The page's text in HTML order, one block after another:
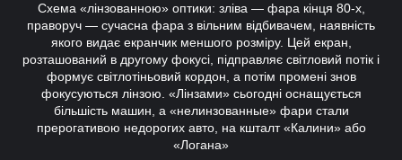
Схема «лінзованною» оптики: зліва — фара кінця 80-х,
праворуч — сучасна фара з вільним відбивачем, наявність
якого видає екранчик меншого розміру. Цей екран,
розташований в другому фокусі, підправляє світловий потік і
формує світлотіньовий кордон, а потім промені знов
фокусуються лінзою. «Лінзами» сьогодні оснащується
більшість машин, а «нелинзованные» фари стали
прерогативою недорогих авто, на кшталт «Калини» або
«Логана»